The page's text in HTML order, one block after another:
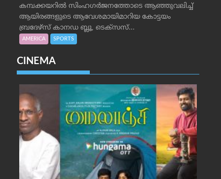
കമ്പക്കയറില്‍ സിംഹഗര്‍ജനത്തോടെ ആഞ്ഞുവലിച്ച്
ആയിരങ്ങളുടെ ആവേശമായിമാറിയ കോട്ടയം
ബ്രദേഴ്‌സ് കാനഡ ബ്ലൂ, ടെക്‌സസ്...
AMERICA SPORTS
CINEMA